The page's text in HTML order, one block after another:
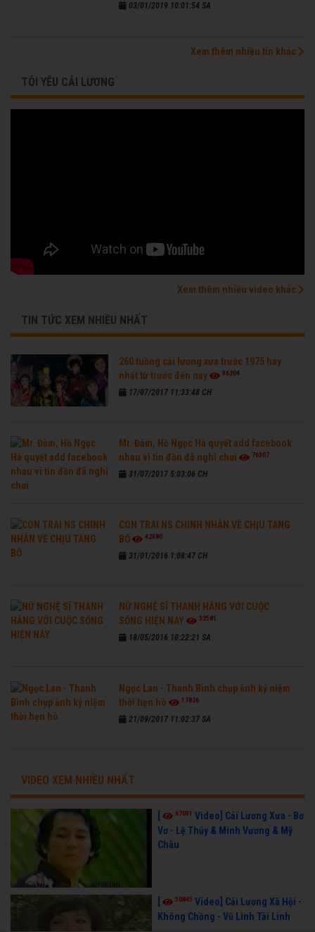
03/01/2019 10:01:54 SA
Xem thêm nhiều tin khác
TÔI YÊU CẢI LƯƠNG
Xem thêm nhiều video khác
TIN TỨC XEM NHIỀU NHẤT
260 tuồng cải lương xưa trước 1975 hay
nhất từ trước đến nay
96204
17/07/2017 11:33:48 CH
Mr. Đàm, Hồ Ngọc Hà quyết add facebook
nhau vì tin đồn đã nghỉ chơi
76307
31/07/2017 5:03:06 CH
CON TRAI NS CHINH NHẪN VỀ CHỊU TANG
BỐ
42980
31/01/2016 1:08:47 CH
NỮ NGHỆ SĨ THANH HẰNG VỚI CUỘC
SỐNG HIỆN NAY
32581
18/05/2016 10:22:21 SA
Ngọc Lan - Thanh Bình chụp ảnh kỷ niệm
thời hẹn hò
17826
21/09/2017 11:02:37 SA
VIDEO XEM NHIỀU NHẤT
[ 67091 Video] Cải Lương Xưa - Bơ
Vơ - Lệ Thủy & Minh Vương & Mỹ
Châu
50845 Video] Cải Lương Xã Hội -
Không Chồng - Vũ Linh Tài Linh